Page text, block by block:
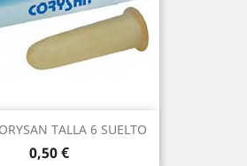
TALLA 6 SUELTO
Precio
0,50 €